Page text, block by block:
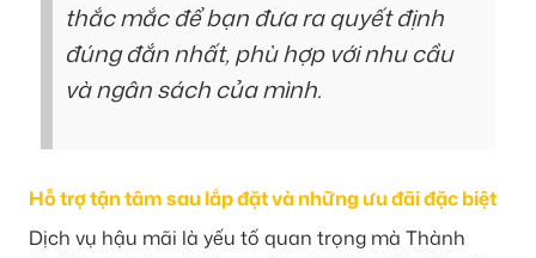
thắc mắc để bạn đưa ra quyết định
đúng đắn nhất, phù hợp với nhu cầu
và ngân sách của mình.
Hỗ trợ tận tâm sau lắp đặt và những ưu đãi đặc biệt
Dịch vụ hậu mãi là yếu tố quan trọng mà Thành